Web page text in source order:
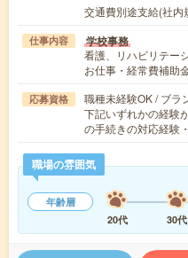
交通費別途支給(社内
仕事内容 学校事務
看護、リハビリテー
お仕事・経常費補助
応募資格
職種未経験OK / ブラ
下記いずれかの経験
の手続きの対応経験
職場の雰囲気
年齢層
20代
30代